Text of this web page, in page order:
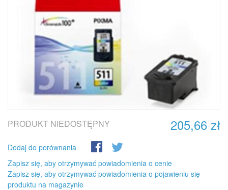
205,66 zł
PRODUKT NIEDOSTĘPNY
Dodaj do porównania
Zapisz się, aby otrzymywać powiadomienia o cenie
Zapisz się, aby otrzymywać powiadomienia o pojawieniu się
produktu na magazynie